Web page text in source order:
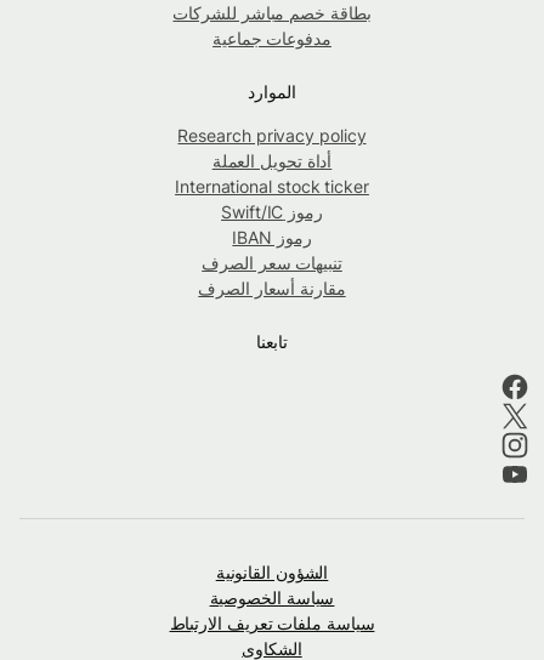
بطاقة خصم مباشر للشركات
مدفوعات جماعية
الموارد
Research privacy policy
أداة تحويل العملة
International stock ticker
رموز Swift/IC
رموز IBAN
تنبيهات سعر الصرف
مقارنة أسعار الصرف
تابعنا
الشؤون القانونية
سياسة الخصوصية
سياسة ملفات تعريف الارتباط
الشكاوى